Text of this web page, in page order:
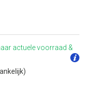
actuele voorraad &